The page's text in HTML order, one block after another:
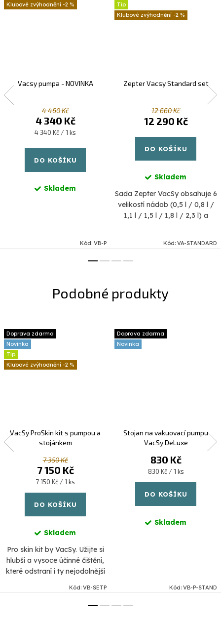
-2 %
Vacsy pumpa - NOVINKA
4 460 Kč
4 340 Kč
Měrná
4 340 Kč / 1 ks
DO KOŠÍKU
Skladem
Kód: VB-P
Tip
-2 %
Zepter Vacsy Standard set
12 660 Kč
12 290 Kč
DO KOŠÍKU
Skladem
Sada Zepter VacSy obsahuje 6
velikostí nádob (0,5 l / 0,8 l /
1,1 l / 1,5 l / 1,8 l / 2,3 l) a
pumpa je malá, ale...
Kód: VA-STANDARD
Doprava zdarma
Novinka
Tip
-2 %
VacSy ProSkin kit s pumpou a
stojánkem
7 350 Kč
7 150 Kč
Měrná
cena:
7 150 Kč / 1 ks
DO KOŠÍKU
Skladem
Pro skin kit by VacSy. Užijte si
hlubší a vysoce účinné čištění,
které odstraní i ty nejodolnější
pokožku a zmírněte...
Kód: VB-SETP
Doprava zdarma
Novinka
Stojan na vakuovací pumpu
VacSy DeLuxe
830 Kč
Měrná
cena:
830 Kč / 1 ks
DO KOŠÍKU
Skladem
Kód: VB-P-STAND